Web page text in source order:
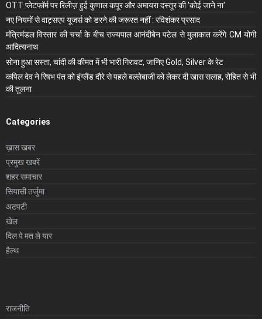
OTT प्लेटफॉर्म पर रिलीज़ हुई कुणाल कपूर और अमायरा दस्तूर की 'कोई जाने ना'
नए नियमों से वाट्सएप यूजर्स को डरने की जरूरत नहीं : रविशंकर प्रसाद
मंंत्रिमंडल विस्तार की चर्चा के बीच राज्यपाल आनंदीबेन पटेल से मुलाकात करेंगे CM योगी
आदित्यनाथ
सोना हुआ सस्ता, चांदी की कीमत में भी भारी गिरावट, जानिए Gold, Silver के रेट
कपिल देव ने रिषभ पंत को इंग्लैंड दौरे से पहले बल्लेबाजी को लेकर दी खास सलाह, रोहित से भी
की तुलना
Categories
ख़ास खबर
प्रमुख खबरें
शहर समाचार
सियासी तर्जुमा
अटपटी
खेल
दिल पे मत ले यार
हैल्थ
राजनीति